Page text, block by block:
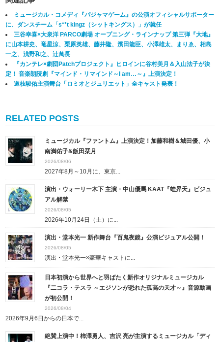
ミュージカル・コメディ『パジャマゲーム』の公演オフィシャルサポーター
に、ダンスチーム「s**t kingz（シットキングス）」が就任
三谷幸喜×大泉洋 PARCO劇場 オープニング・ラインナップ 第三弾『大地』
に山本耕史、竜星涼、栗原英雄、藤井隆、濱田龍臣、小澤雄太、まりゑ、相島
一之、浅野和之、辻萬長
『カンテレ×劇団Patchプロジェクト』ヒロインに谷村美月＆入山法子が決
定！ 音楽朗読劇『マインド・リマインド～I am…～』上演決定！
道枝駿佑主演舞台「ロミオとジュリエット」全キャスト発表！
RELATED POSTS
ミュージカル『ファントム』上演決定！加藤和樹＆城田優、小
南満佑子&飯田栞月
2026/08/06
2027年8月～10月に、東京...
演出・ウォーリー木下 主演・中山優馬 KAAT『蛙昇天』ビジュ
アル解禁
2026/08/05
2026年10月24日（土）に...
演出・堂本光一 新作舞台『百鬼夜鏡』公演ビジュアル公開！
2026/08/05
演出・堂本光一×豪華キャストに...
日本初演から世界へと羽ばたく新作オリジナルミュージカル
『二コラ・テスラ ～エジソンが恐れた孤高の天才～』音源動画
が初公開！
2026/08/04
2026年9月6日からの日本で...
絶賛上演中！柿澤勇人、吉沢 亮が主演するミュージカル「ディ